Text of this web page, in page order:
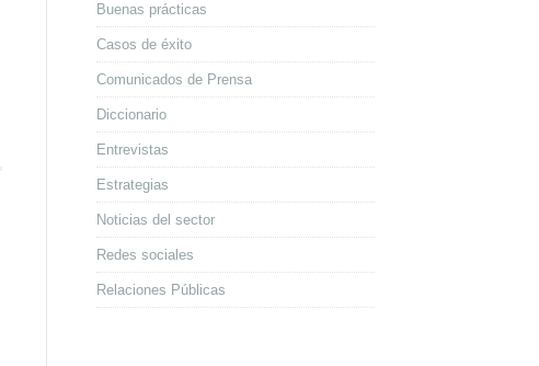
Buenas prácticas
Casos de éxito
Comunicados de Prensa
Diccionario
Entrevistas
Estrategias
Noticias del sector
Redes sociales
Relaciones Públicas